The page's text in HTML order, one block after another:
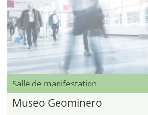
Salle de manifestation
Museo Geominero